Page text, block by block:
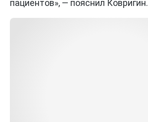
пациентов», — пояснил Ковригин.